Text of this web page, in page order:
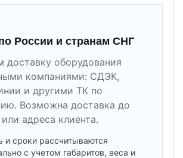
России и странам СНГ
доставку оборудования
компаниями: СДЭК,
и другими ТК по
Возможна доставка до
адреса клиента.
и сроки рассчитываются
с учетом габаритов, веса и